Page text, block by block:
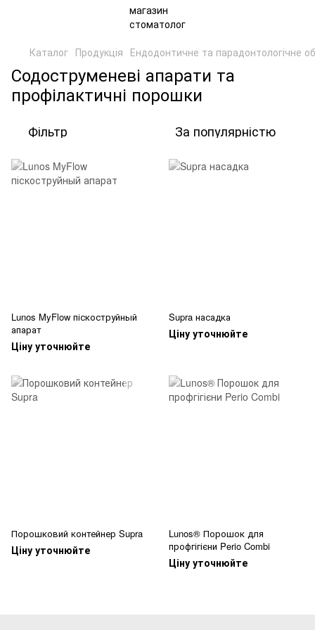
Каталог Продукція Ендодонтичне та парадонтологічне
Содоструменеві апарати та
профілактичні порошки
Фільтр За популярністю
Lunos MyFlow піскоструйный
апарат
Ціну уточнюйте
Supra насадка
Ціну уточнюйте
Порошковий контейнер Supra
Ціну уточнюйте
Lunos® Порошок для
профгігієни Perio Combi
Ціну уточнюйте